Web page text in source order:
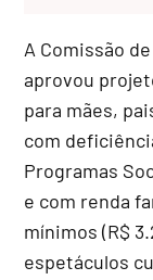
A Comissão
aprovou
para mães,
com
Programas
e com renda
mínimos (R$
espetáculos